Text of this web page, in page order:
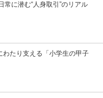
常に潜む“人身取引”のリアル
わたり支える「小学生の甲子